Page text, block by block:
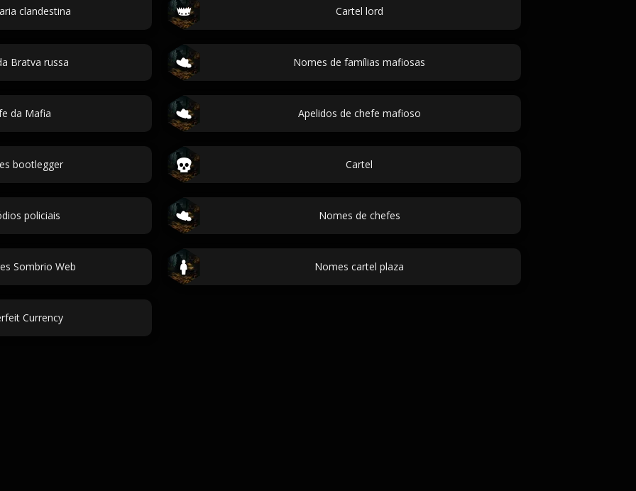
clandestina Cartel lord
Bratva russa Nomes de famílias mafiosas
da Mafia Apelidos de chefe mafioso
bootlegger Cartel
policiais Nomes de chefes
Sombrio Web Nomes cartel plaza
Currency